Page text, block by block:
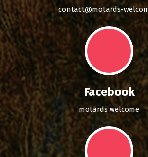
contact@motards-
Facebook
motards welcome